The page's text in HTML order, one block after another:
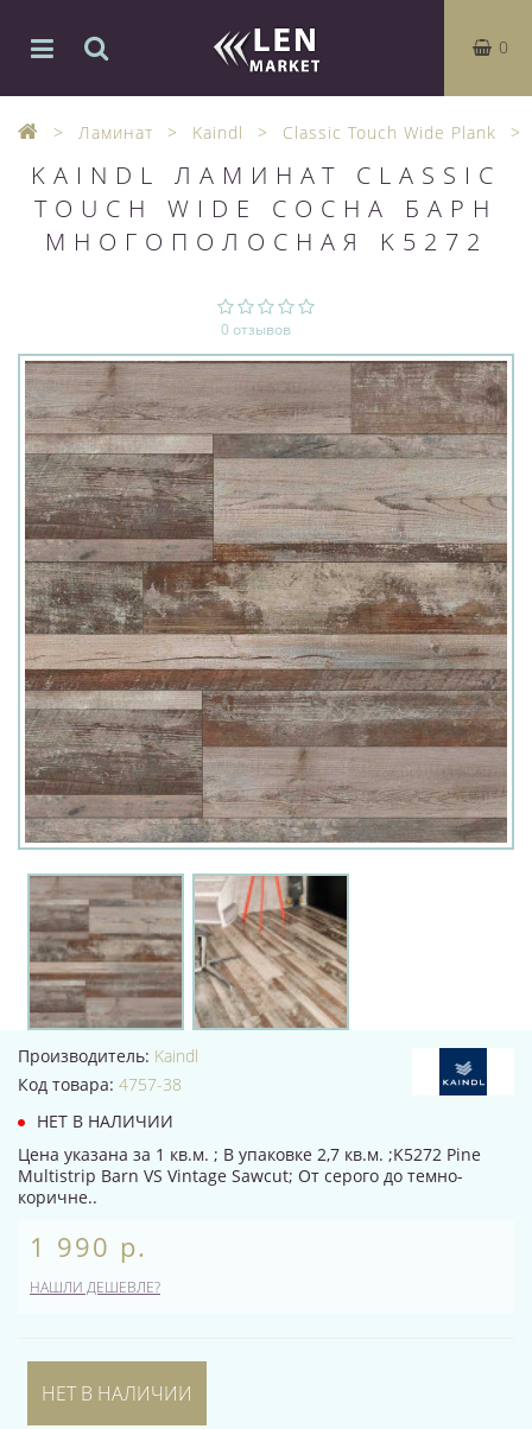
0
Ламинат Kaindl Classic Touch Wide Plank
KAINDL ЛАМИНАТ CLASSIC
TOUCH WIDE СОСНА БАРН
МНОГОПОЛОСНАЯ K5272
0 отзывов
Производитель: Kaindl
Код товара: 4757-38
НЕТ В НАЛИЧИИ
Цена указана за 1 кв.м. ; В упаковке 2,7 кв.м. ;K5272 Pine
Multistrip Barn VS Vintage Sawcut; От серого до темно-
коричне..
1 990 р.
НАШЛИ ДЕШЕВЛЕ?
НЕТ В НАЛИЧИИ